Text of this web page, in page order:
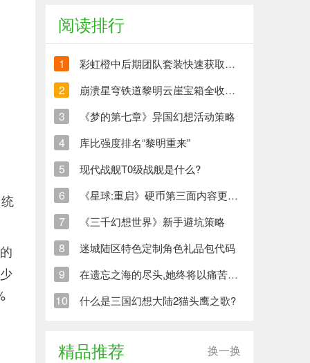
阅读排行
1 彩虹橙中后期团队套装快速获取方法
2 崩溃星穹铁道黎明云崖宝箱全收集策略与崩铁玩家分享
3 《梦的第七章》异国幻想活动策略
4 库比强度排名“黎明重来”
5 现代战舰T0级战舰是什么?
6 《星球:重启》硬币第三面内容更新清单
7 《三千幻想世界》新手避坑策略
8 迷城陆区特色定制角色礼品包代码
9 在遗忘之海的尽头,她终将以痛苦创造新的生命
10 什么是三国幻想大陆2猫头鹰之歌?
精品推荐 换一换